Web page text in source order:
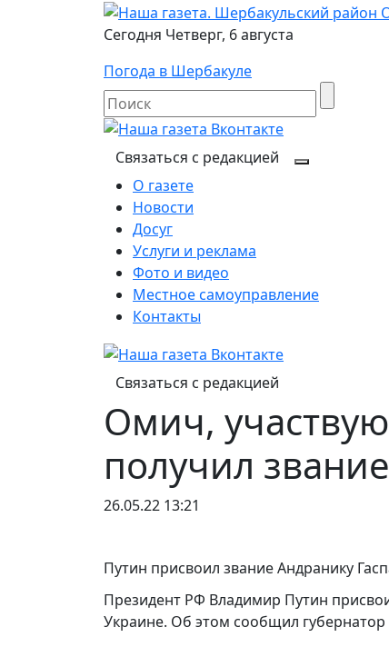
Сегодня Четверг, 6 августа
Погода в Шербакуле
Связаться с редакцией
О газете
Новости
Досуг
Услуги и реклама
Фото и видео
Местное самоуправление
Контакты
Связаться с редакцией
Омич,
получил
26.05.22 13:21
Путин присвоил звание Андранику
Президент РФ Владимир Путин
Украине. Об этом сообщил